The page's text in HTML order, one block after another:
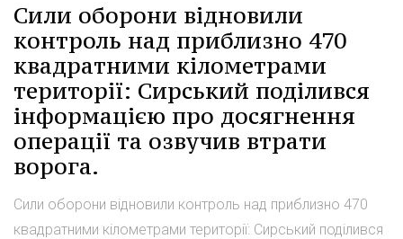
Сили оборони відновили
контроль над приблизно 470
квадратними кілометрами
території: Сирський поділився
інформацією про досягнення
операції та озвучив втрати
ворога.
Сили оборони відновили контроль над приблизно 470
квадратними кілометрами території: Сирський поділився